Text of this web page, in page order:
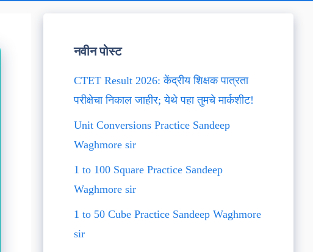
नवीन पोस्ट
CTET Result 2026: केंद्रीय शिक्षक पात्रता
परीक्षेचा निकाल जाहीर; येथे पहा तुमचे मार्कशीट!
Unit Conversions Practice Sandeep
Waghmore sir
1 to 100 Square Practice Sandeep
Waghmore sir
1 to 50 Cube Practice Sandeep Waghmore
sir